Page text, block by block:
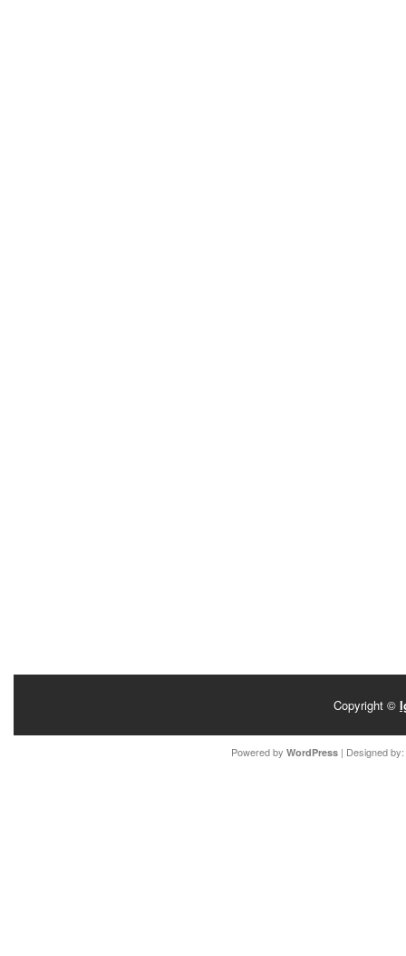
Copyright ©
Powered by WordPress| Designed by: